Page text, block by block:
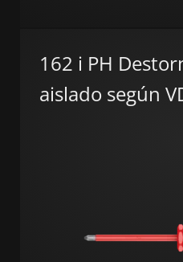
162 i PH
aislado según